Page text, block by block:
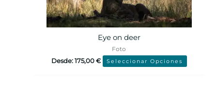
Eye on deer
Foto
Desde:175,00€ Seleccionar Opciones